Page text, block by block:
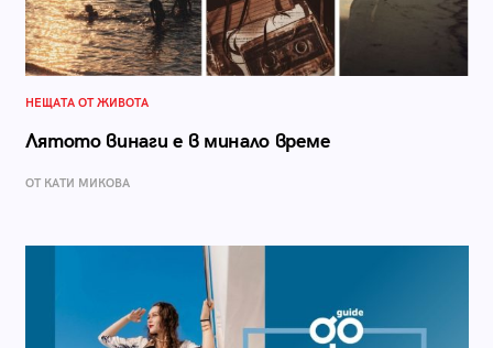
НЕЩАТА ОТ ЖИВОТА
Лятото винаги е в минало време
ОТ КАТИ МИКОВА